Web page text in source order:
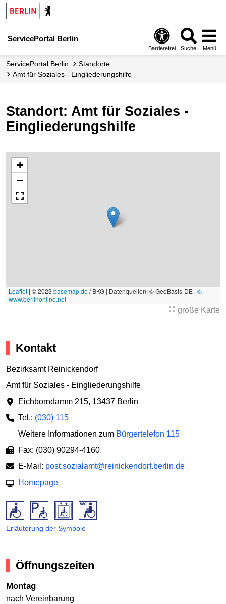
ServicePortal Berlin
Barrierefrei Suche Menü
ServicePortal Berlin
Standorte
Amt für Soziales - Eingliederungshilfe
Standort: Amt für Soziales -
Eingliederungshilfe
+
−
Leaflet | © 2023 basemap.de/ BKG | Datenquellen: © GeoBasis-DE | ©
www.berlinonline.net
große Karte
Kontakt
Bezirksamt Reinickendorf
Amt für Soziales - Eingliederungshilfe
Eichborndamm 215, 13437 Berlin
Tel.: (030) 115
Weitere Informationen zum Bürgertelefon 115
Fax: (030) 90294-4160
E-Mail: post.sozialamt@reinickendorf.berlin.de
Homepage
Erläuterung der Symbole
Öffnungszeiten
Montag
nach Vereinbarung